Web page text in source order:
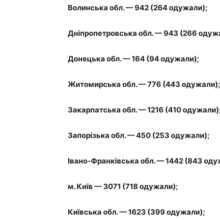
Волинська обл. — 942 (264 одужали);
Дніпропетровська обл. — 943 (266
Донецька обл. — 164 (94 одужали);
Житомирська обл. — 776 (443 одужали);
Закарпатська обл. — 1216 (410
Запорізька обл. — 450 (253 одужали);
Івано-Франківська обл. — 1442 (843
м. Київ — 3071 (718 одужали);
Київська обл. — 1623 (399 одужали);